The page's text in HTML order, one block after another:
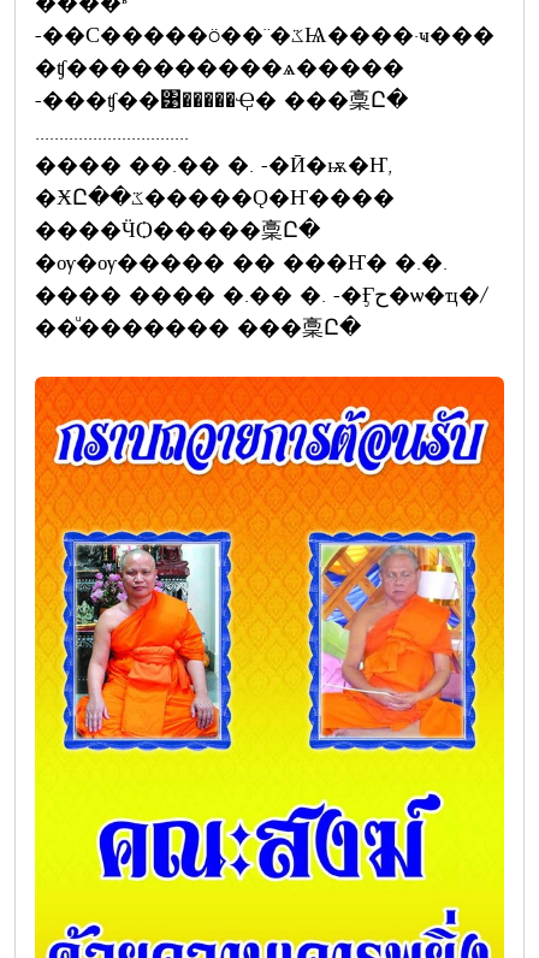
-��С�����ö��¨�ػѨ����·ҹ���
�ʧ����������ѧ�����
-���ʧ��͹�����Ҿ� ���稾Ը�
................................
���� ��.�� �. -�Ӣ�ѭ�Ҥ,
�ӾԸ��ػ�����Ǫ�Ҥ����
����ӴѺ�����稾Ը�
�ѹ�ѹ����� �� ���Ҥ� �.�.
���� ���� �.�� �. -�Ӻح�ѡ�ҵ�/
��ͧ������� ���稾Ը�